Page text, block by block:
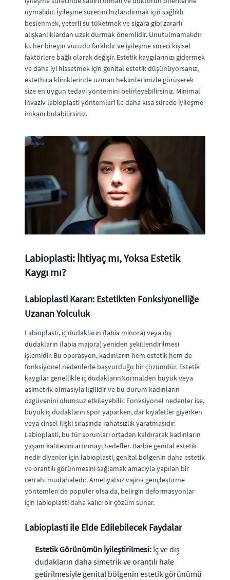
uymalıdır. İyileşme sürecini hızlandırmak için sağlıklı
beslenmek, yeterli su tüketmek ve sigara gibi zararlı
alışkanlıklardan uzak durmak önemlidir. Unutulmamalıdır
ki, her bireyin vücudu farklıdır ve iyileşme süreci kişisel
faktörlere bağlı olarak değişir. Estetik kaygılarınızı gidermek
ve daha iyi hissetmek için genital estetik düşünüyorsanız,
estethica kliniklerinde uzman hekimlerimizle görüşerek
size en uygun tedavi yöntemini belirleyebilirsiniz. Minimal
invaziv labioplasti yöntemleri ile daha kısa sürede iyileşme
imkanı bulabilirsiniz.
Labioplasti: İhtiyaç mı, Yoksa Estetik
Kaygı mı?
Labioplasti Kararı: Estetikten Fonksiyonelliğe
Uzanan Yolculuk
Labioplasti, iç dudakların (labia minora) veya dış
dudakların (labia majora) yeniden şekillendirilmesi
işlemidir. Bu operasyon, kadınların hem estetik hem de
fonksiyonel nedenlerle başvurduğu bir çözümdür. Estetik
kaygılar genellikle iç dudaklarınNormalden büyük veya
asimetrik olmasıyla ilgilidir ve bu durum kadınların
özgüvenini olumsuz etkileyebilir. Fonksiyonel nedenler ise,
büyük iç dudakların spor yaparken, dar kıyafetler giyerken
veya cinsel ilişki sırasında rahatsızlık yaratmasıdır.
Labioplasti, bu tür sorunları ortadan kaldırarak kadınların
yaşam kalitesini artırmayı hedefler. Barbie genital estetik
nedir diyenler için labioplasti, genital bölgenin daha estetik
ve orantılı görünmesini sağlamak amacıyla yapılan bir
cerrahi müdahaledir. Ameliyatsız vajina gençleştirme
yöntemleri de popüler olsa da, belirgin deformasyonlar
için labioplasti daha kalıcı bir çözüm sunar.
Labioplasti ile Elde Edilebilecek Faydalar
Estetik Görünümün İyileştirilmesi: İç ve dış
dudakların daha simetrik ve orantılı hale
getirilmesiyle genital bölgenin estetik görünümü